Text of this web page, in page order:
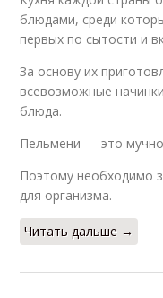
блюдами, среди
первых по сытости и
За основу их
всевозможные
блюда.
Пельмени — это
Поэтому необходимо
для организма.
Читать дальше →